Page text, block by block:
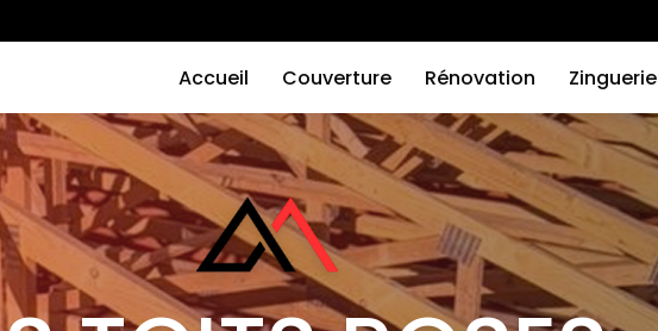
Accueil
Couverture Rénovation Zinguerie